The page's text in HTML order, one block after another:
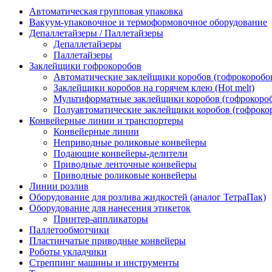
Автоматическая групповая упаковка
Вакуум-упаковочное и термоформовочное оборудование
Депаллетайзеры / Паллетайзеры
Депаллетайзеры
Паллетайзеры
Заклейщики гофрокоробов
Автоматические заклейщики коробов
Заклейщики коробов на горячем клею (Hot melt)
Мультиформатные заклейщики коробов
Полуавтоматические заклейщики коробов
Конвейерные линии и транспортеры
Конвейерные линии
Неприводные роликовые конвейеры
Подающие конвейеры-делители
Приводные ленточные конвейеры
Приводные роликовые конвейеры
Линии розлив
Оборудование для розлива жидкостей (аналог ТетраПак)
Оборудование для нанесения этикеток
Принтер-аппликаторы
Паллетообмотчики
Пластинчатые приводные конвейеры
Роботы укладчики
Стреппинг машины и инструменты